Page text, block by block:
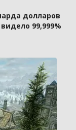
долларов
99,999%